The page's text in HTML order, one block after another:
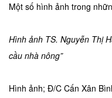
Một số hình ảnh trong
Hình ảnh TS. Nguyễn Thị
cầu nhà nông”
Hình ảnh; Đ/C Cấn Xân